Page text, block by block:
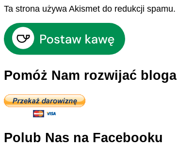
Ta strona używa Akismet do redukcji spamu.
Pomóż Nam rozwijać bloga
Polub Nas na Facebooku